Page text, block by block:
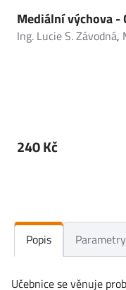
Mediální výchova -
Ing. Lucie S. Závodná,
240 Kč
Popis Parametry
Učebnice se věnuje